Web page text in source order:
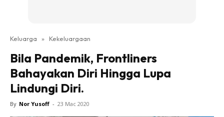
Keluarga » Kekeluargaan
Bila Pandemik, Frontliners
Bahayakan Diri Hingga Lupa
Lindungi Diri.
By Nor Yusoff - 23 Mac 2020